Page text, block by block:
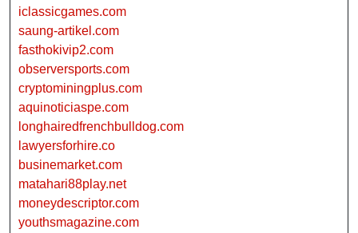
iclassicgames.com
saung-artikel.com
fasthokivip2.com
observersports.com
cryptominingplus.com
aquinoticiaspe.com
longhairedfrenchbulldog.com
lawyersforhire.co
businemarket.com
matahari88play.net
moneydescriptor.com
youthsmagazine.com